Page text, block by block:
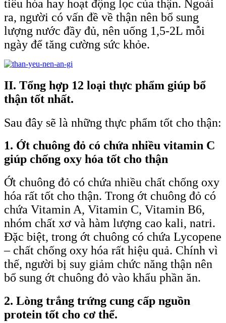
tiêu hóa hay hoạt động lọc của thận. Ngoài
ra, người có vấn đề về thận nên bổ sung
lượng nước đầy đủ, nên uống 1,5-2L mỗi
ngày để tăng cường sức khỏe.
II. Tổng hợp 12 loại thực phẩm giúp bổ
thận tốt nhất.
Sau đây sẽ là những thực phẩm tốt cho thận:
1. Ớt chuông đỏ có chứa nhiều vitamin C
giúp chống oxy hóa tốt cho thận
Ớt chuông đỏ có chứa nhiều chất chống oxy
hóa rất tốt cho thận. Trong ớt chuông đỏ có
chứa Vitamin A, Vitamin C, Vitamin B6,
nhóm chất xơ và hàm lượng cao kali, natri.
Đặc biệt, trong ớt chuông có chứa Lycopene
– chất chống oxy hóa rất hiệu quả. Chính vì
thế, người bị suy giảm chức năng thận nên
bổ sung ớt chuông đỏ vào khẩu phần ăn.
2. Lòng trắng trứng cung cấp nguồn
protein tốt cho cơ thể.